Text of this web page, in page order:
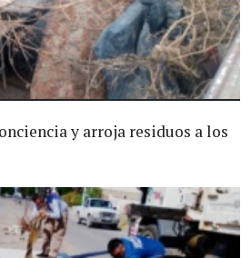
y arroja residuos a los